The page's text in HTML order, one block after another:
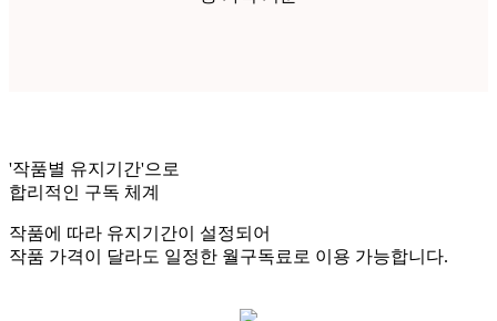
'작품별 유지기간'으로
합리적인 구독 체계
작품에 따라 유지기간이 설정되어
작품 가격이 달라도 일정한 월구독료로 이용 가능합니다.